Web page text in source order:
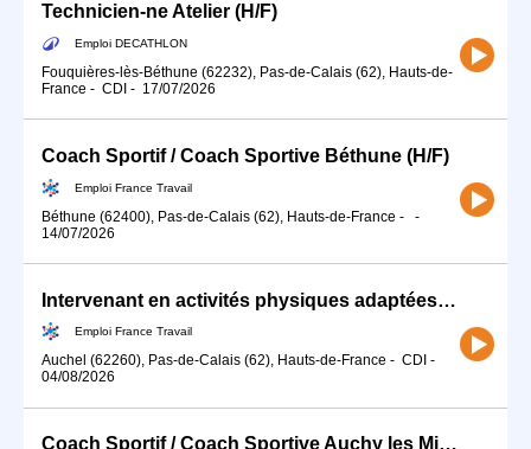
Technicien-ne Atelier (H/F)
Emploi DECATHLON
Fouquières-lès-Béthune (62232), Pas-de-Calais (62), Hauts-de-
France - CDI - 17/07/2026
Coach Sportif / Coach Sportive Béthune (H/F)
Emploi France Travail
Béthune (62400), Pas-de-Calais (62), Hauts-de-France -
-
14/07/2026
Intervenant en activités physiques adaptées (H/F)
Emploi France Travail
Auchel (62260), Pas-de-Calais (62), Hauts-de-France - CDI -
04/08/2026
Coach Sportif / Coach Sportive Auchy les Mines (H/F)